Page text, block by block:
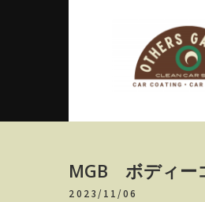
アザー
テナンス
MGB ボディー
2023/11/06